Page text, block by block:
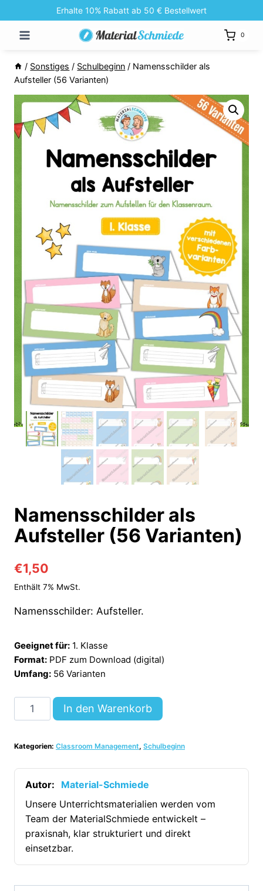
Inhalt
springen
Erhalte 10% Rabatt ab 50 € Bestellwert
0
/ Sonstiges / Schulbeginn / Namensschilder als
Aufsteller (56 Varianten)
Namensschilder als
Aufsteller (56 Varianten)
€1,50
Enthält 7% MwSt.
Namensschilder: Aufsteller.
Geeignet für: 1. Klasse
Format: PDF zum Download (digital)
Umfang: 56 Varianten
Namensschilder
als
(56
Varianten)
[Digital]
Menge
In den Warenkorb
Kategorien: Classroom Management, Schulbeginn
Autor:
Material-Schmiede
Unsere Unterrichtsmaterialien werden vom
Team der MaterialSchmiede entwickelt –
praxisnah, klar strukturiert und direkt
einsetzbar.